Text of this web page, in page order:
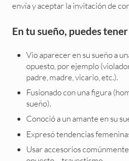
envía y aceptar la invitación de
En tu sueño, puedes tener
Vio aparecer en su sueño a
opuesto, por ejemplo
padre, madre, vicario, etc.).
Fusionado con una figura
sueño).
Conoció a un amante en su
Expresó tendencias
Usar accesorios